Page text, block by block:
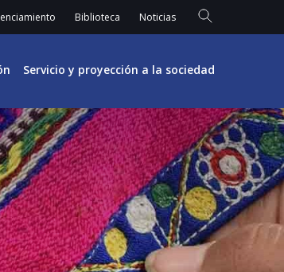
Biblioteca Noticias
Servicio y proyección a la sociedad